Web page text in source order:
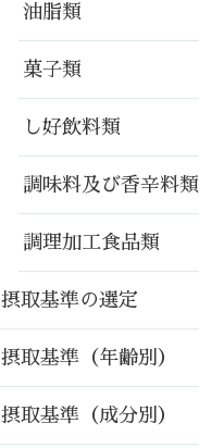
油脂類
菓子類
し好飲料類
調味料及び香辛料類
調理加工食品類
摂取基準の選定
摂取基準（年齢別）
摂取基準（成分別）